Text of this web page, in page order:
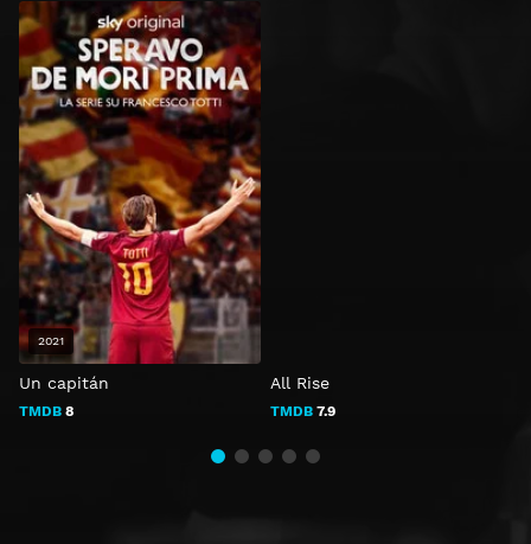
Un capitán
TMDB 8
2021
All Rise
TMDB 7.9